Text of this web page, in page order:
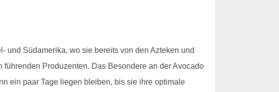
und Südamerika, wo sie bereits von den Azteken und
Produzenten. Das Besondere an der Avocado
ein paar Tage liegen bleiben, bis sie ihre optimale